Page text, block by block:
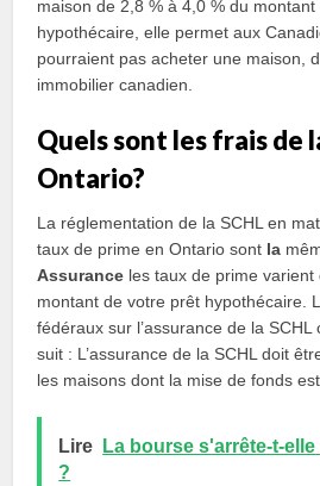
maison de 2,8 % à 4,0 % du
hypothécaire, elle permet aux
pourraient pas acheter une maison,
immobilier canadien.
Quels sont les frais de
Ontario?
La réglementation de la SCHL en
taux de prime en Ontario sont la
Assurance les taux de prime
montant de votre prêt hypothécaire.
fédéraux sur l’assurance de la
suit : L’assurance de la SCHL doit
les maisons dont la mise de fonds
Lire
La bourse s'arrête-t-
?